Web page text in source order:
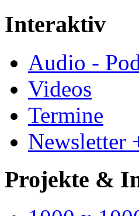
Interaktiv
Audio -
Videos
Termine
Newsletter
Projekte &